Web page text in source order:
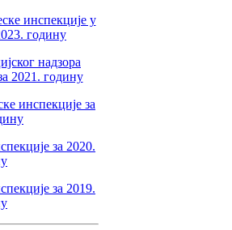
инспекције у
годину
надзора
2021. годину
инспекције за
за 2020.
за 2019.